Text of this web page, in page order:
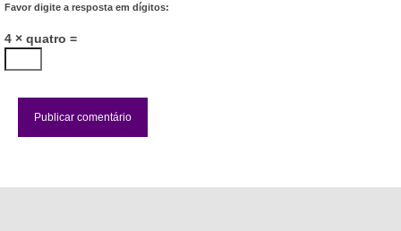
Favor digite a resposta em dígitos:
4 × quatro =